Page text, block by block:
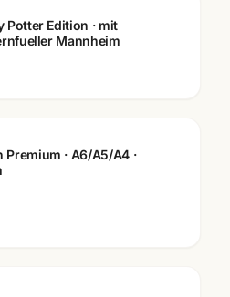
Potter Edition · mit
Mannheim
· A6/A5/A4 ·